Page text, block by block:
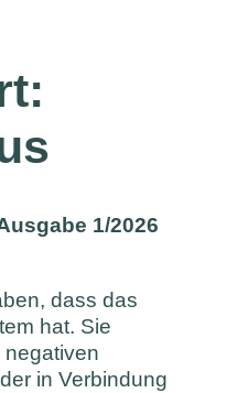
1/2026
dass das
hat. Sie
negativen
in Verbindung